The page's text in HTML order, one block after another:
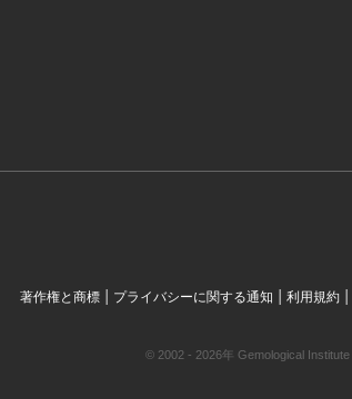
著作権と商標 | プライバシーに関する通知 | 利用規約 |
© 2002 - 2026年 Gemological